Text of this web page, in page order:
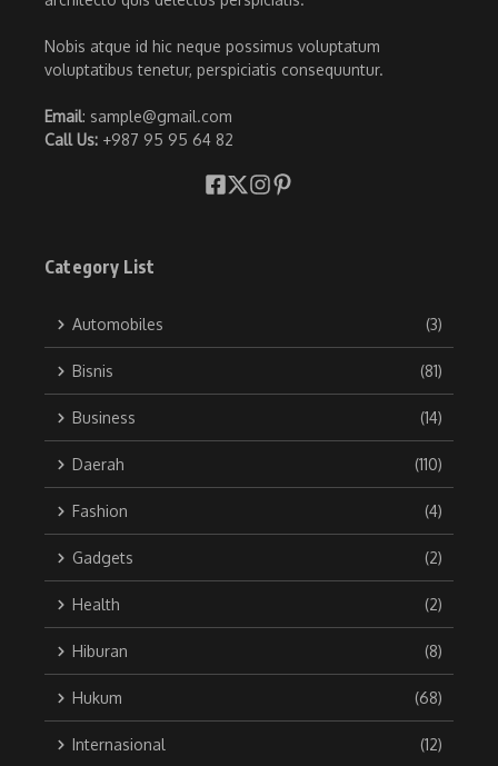
Nobis atque id hic neque possimus voluptatum
voluptatibus tenetur, perspiciatis consequuntur.
Email: sample@gmail.com
Call Us: +987 95 95 64 82
Category List
Automobiles (3)
Bisnis (81)
Business (14)
Daerah (110)
Fashion (4)
Gadgets (2)
Health (2)
Hiburan (8)
Hukum (68)
Internasional (12)